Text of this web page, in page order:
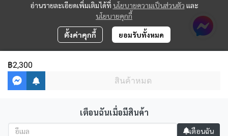
฿2,300
สินค้าหมด
เตือนฉันเมื่อมีสินค้า
เตือนฉัน
อ่านรายละเอียดเพิ่มเติมได้ที่ นโยบายความเป็นส่วนตัว และ
นโยบายคุกกี้
ตั้งค่าคุกกี้ ยอมรับทั้งหมด